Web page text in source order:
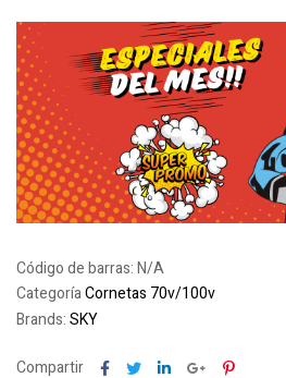
Código de barras:N/A
CategoríaCornetas 70v/100v
Brands:SKY
Compartir Facebook
TwitterLinkedinGoogle+Pinterest